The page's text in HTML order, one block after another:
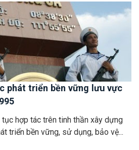
phát triển bền vững lưu vực
tục hợp tác trên tinh thần xây dựng
triển bền vững, sử dụng, bảo vệ...